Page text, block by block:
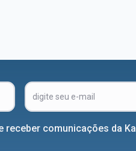
comunicações da